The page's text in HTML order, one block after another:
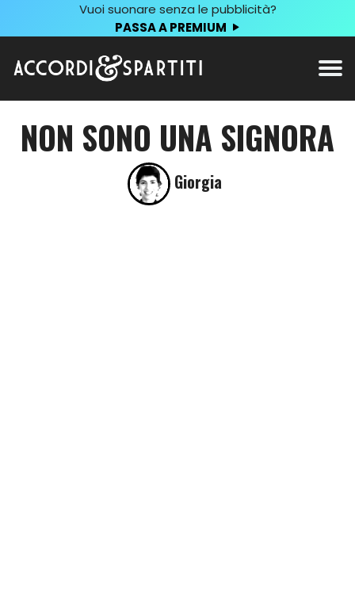
Vuoi suonare senza le pubblicità?
PASSA A PREMIUM
NON SONO UNA SIGNORA
Giorgia